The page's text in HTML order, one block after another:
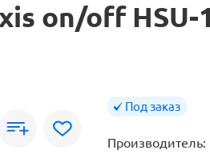
on/off HSU-
Под заказ
Производитель: